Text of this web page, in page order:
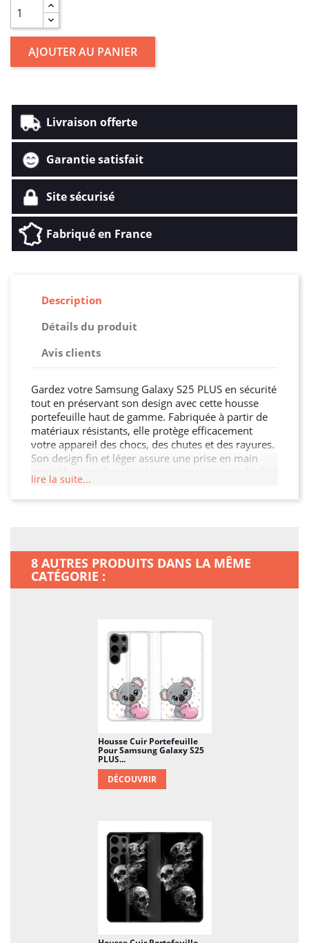
AJOUTER AU PANIER
Livraison offerte
Garantie satisfait
Site sécurisé
Fabriqué en France
Description
Détails du produit
Avis clients
Gardez votre Samsung Galaxy S25 PLUS en sécurité
tout en préservant son design avec cette housse
portefeuille haut de gamme. Fabriquée à partir de
matériaux résistants, elle protège efficacement
votre appareil des chocs, des chutes et des rayures.
Son design fin et léger assure une prise en main
agréable et confortable. Vous aurez un accès facile à
tous les ports et boutons de votre Samsung Galaxy
S25 PLUS grâce à sa découpe précise. Choisissez
lire la suite...
8 AUTRES PRODUITS DANS LA MÊME
CATÉGORIE :
Housse Cuir Portefeuille
Pour Samsung Galaxy S25
PLUS...
DÉCOUVRIR